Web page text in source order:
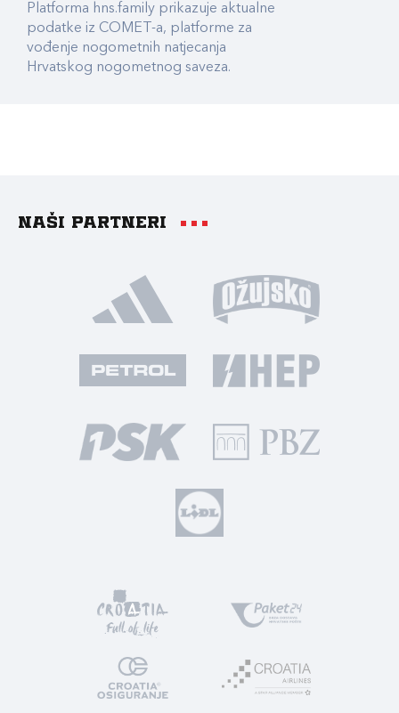
Platforma hns.family prikazuje aktualne
podatke iz COMET-a, platforme za
vođenje nogometnih natjecanja
Hrvatskog nogometnog saveza.
Naši partneri